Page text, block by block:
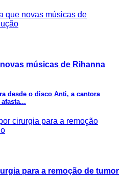
músicas de Rihanna
desde o disco Anti, a cantora
para a remoção de tumor